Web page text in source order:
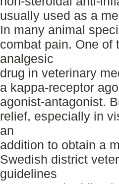
usually used as a
In many animal
combat pain. One of
analgesic
drug in veterinary
a kappa-receptor
agonist-antagonist.
relief, especially in
an
addition to obtain a
Swedish district
guidelines